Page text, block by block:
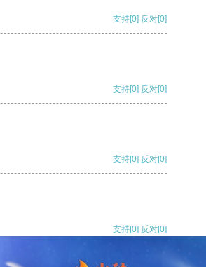
支持[0] 反对[0]
支持[0] 反对[0]
支持[0] 反对[0]
支持[0] 反对[0]